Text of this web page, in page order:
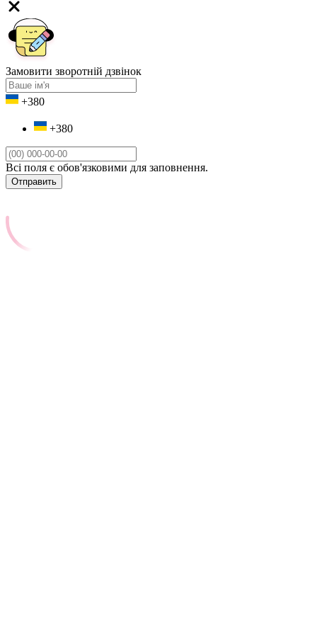
Замовити зворотній дзвінок
+380
+380
Всі поля є обов'язковими для заповнення.
Отправить